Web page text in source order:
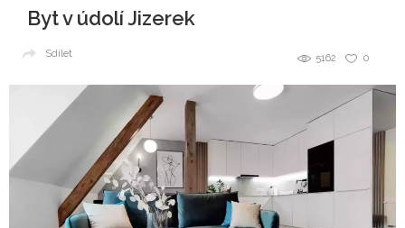
Byt v údolí Jizerek
0
5162
Sdílet